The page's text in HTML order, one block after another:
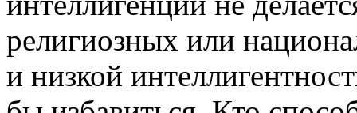
религиозных или
и низкой